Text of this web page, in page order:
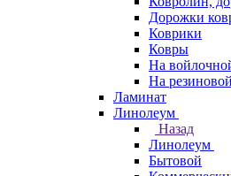
Дорожки
Коврики
Ковры
На
На
Ламинат
Линолеум
Назад
Линолеум
Бытовой